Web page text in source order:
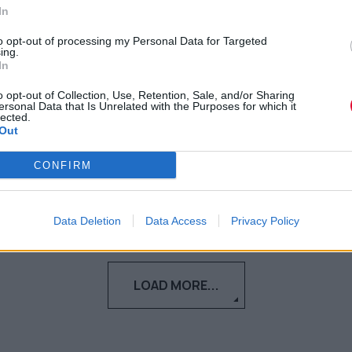
opt-out of processing my Personal Data for Targeted
opt-out of Collection, Use, Retention, Sale, and/or Sharing
Data that Is Unrelated with the Purposes for which it
CONFIRM
Data Deletion Data Access Privacy Policy
να το φτάσεις ψηλά
πιο δυναμικά το τρέξιμο στην
Ναταλία Πετρίτη
23.03.2023
LOAD MORE...